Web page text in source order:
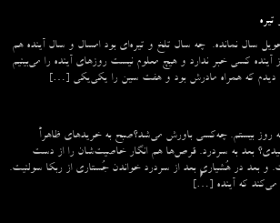
سال نمانده. چه سال تلخ و تیره‌ای بود امسال و سال آینده هم
کسی خبر ندارد و هیچ معلوم نیست روزهای آینده را می‌بینیم
دیدم که همراه مادرش بود و هفت سین را یکی‌یکی […]
روز بیستم. چه‌کسی باورش می‌شد؟صبح به خریدهای ظاهراً
بعد به سردرد. قرص‌ها هم انگار خاصیت‌شان را از دست
و بعد در هُشیاریِ بعد از سردرد خواندن جُستاری از ربکا سولنیت.
می‌‌کند که آینده […]